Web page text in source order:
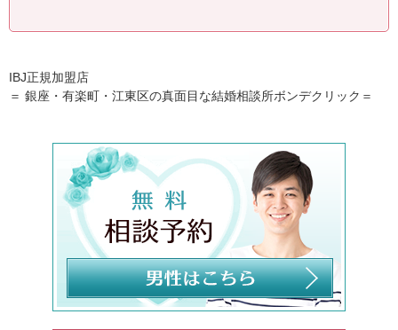
IBJ正規加盟店
＝ 銀座・有楽町・江東区の真面目な結婚相談所ボンデクリック＝